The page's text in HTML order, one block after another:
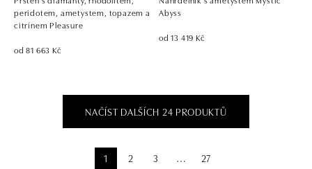
peridotem, ametystem, topazem a
citrínem Pleasure
od 81 663 Kč
Abyss
od 13 419 Kč
NAČÍST DALŠÍCH 24 PRODUKTŮ
1 2 3 ⋯ 27